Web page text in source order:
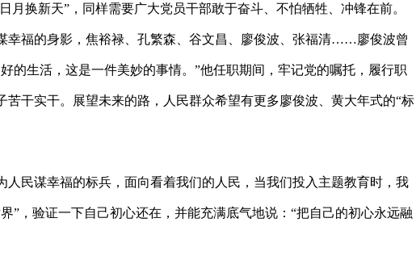
月换新天”，同样需要广大党员干部敢于奋斗、不怕牺牲、冲锋在前。
幸福的身影，焦裕禄、孔繁森、谷文昌、廖俊波、张福清……廖俊波曾
的生活，这是一件美妙的事情。”他任职期间，牢记党的嘱托，履行职
干实干。展望未来的路，人民群众希望有更多廖俊波、黄大年式的“标
民谋幸福的标兵，面向看着我们的人民，当我们投入主题教育时，我
”，验证一下自己初心还在，并能充满底气地说：“把自己的初心永远融